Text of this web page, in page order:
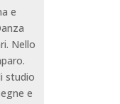
e
Nello
studio
e